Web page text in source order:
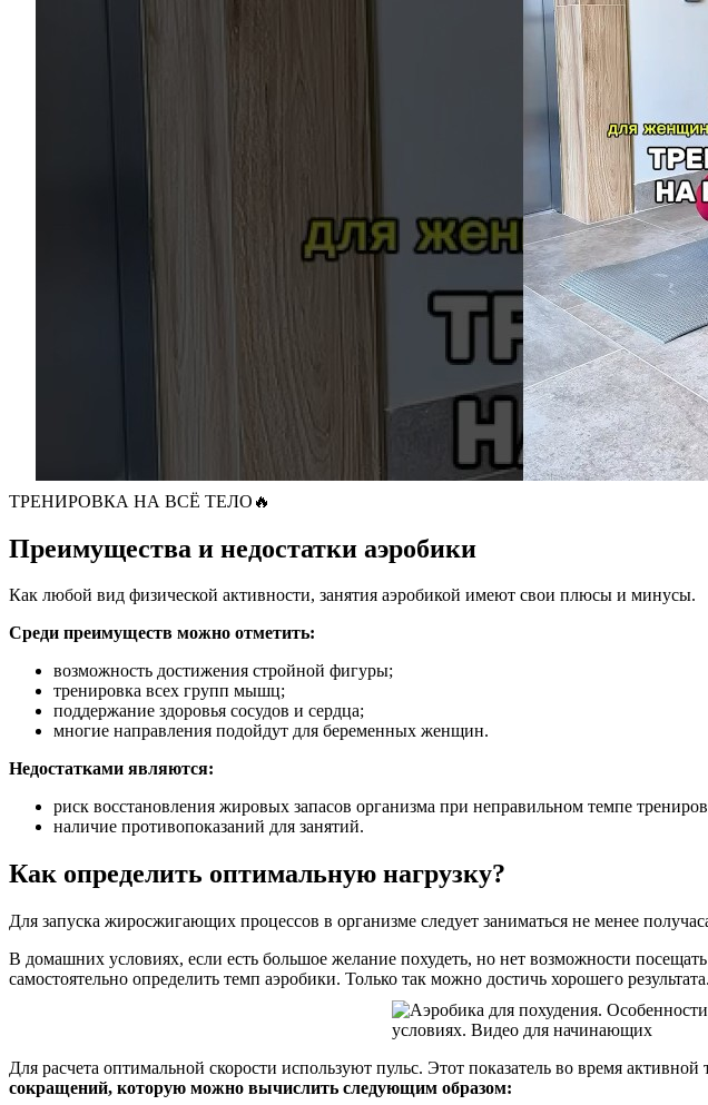
ТРЕНИРОВКА НА ВСЁ ТЕЛО🔥
Преимущества и недостатки аэробики
Как любой вид физической активности, занятия аэробикой имеют свои плюсы и минусы.
Среди преимуществ можно отметить:
возможность достижения стройной фигуры;
тренировка всех групп мышц;
поддержание здоровья сосудов и сердца;
многие направления подойдут для беременных женщин.
Недостатками являются:
риск восстановления жировых запасов организма при неправильном темпе
наличие противопоказаний для занятий.
Как определить оптимальную нагрузку?
Для запуска жиросжигающих процессов в организме следует заниматься не менее
В домашних условиях, если есть большое желание похудеть, но нет возможности
самостоятельно определить темп аэробики. Только так можно достичь хорошего результата.
Для расчета оптимальной скорости используют пульс. Этот показатель во время
сокращений, которую можно вычислить следующим образом: